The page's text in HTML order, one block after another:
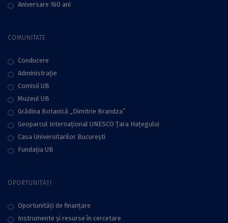
Aniversare 160 ani
COMUNITATE
Conducere
Administraţie
Comisii UB
Muzeul UB
Grădina Botanică „Dimitrie Brandza”
Geoparcul Internațional UNESCO Țara Hațegului
Casa Universitarilor București
Fundaţia UB
OPORTUNITĂȚI
Oportunități de finanțare
Instrumente și resurse în cercetare